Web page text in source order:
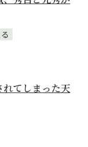
てしまった天